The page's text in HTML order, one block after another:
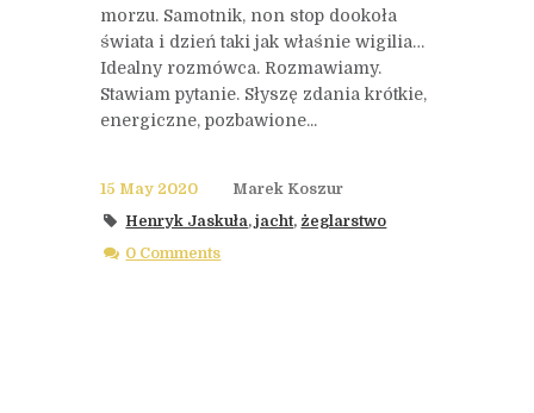
morzu. Samotnik, non stop dookoła
świata i dzień taki jak właśnie wigilia…
Idealny rozmówca. Rozmawiamy.
Stawiam pytanie. Słyszę zdania krótkie,
energiczne, pozbawione...
15 May 2020
Marek Koszur
Henryk Jaskuła,jacht, żeglarstwo
0 Comments